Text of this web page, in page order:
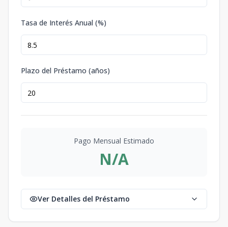
Tasa de Interés Anual (%)
Plazo del Préstamo (años)
Pago Mensual Estimado
N/A
Ver Detalles del Préstamo